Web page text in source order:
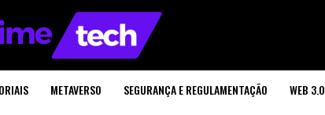
METAVERSO SEGURANÇA E REGULAMENTAÇÃO WEB 3.0